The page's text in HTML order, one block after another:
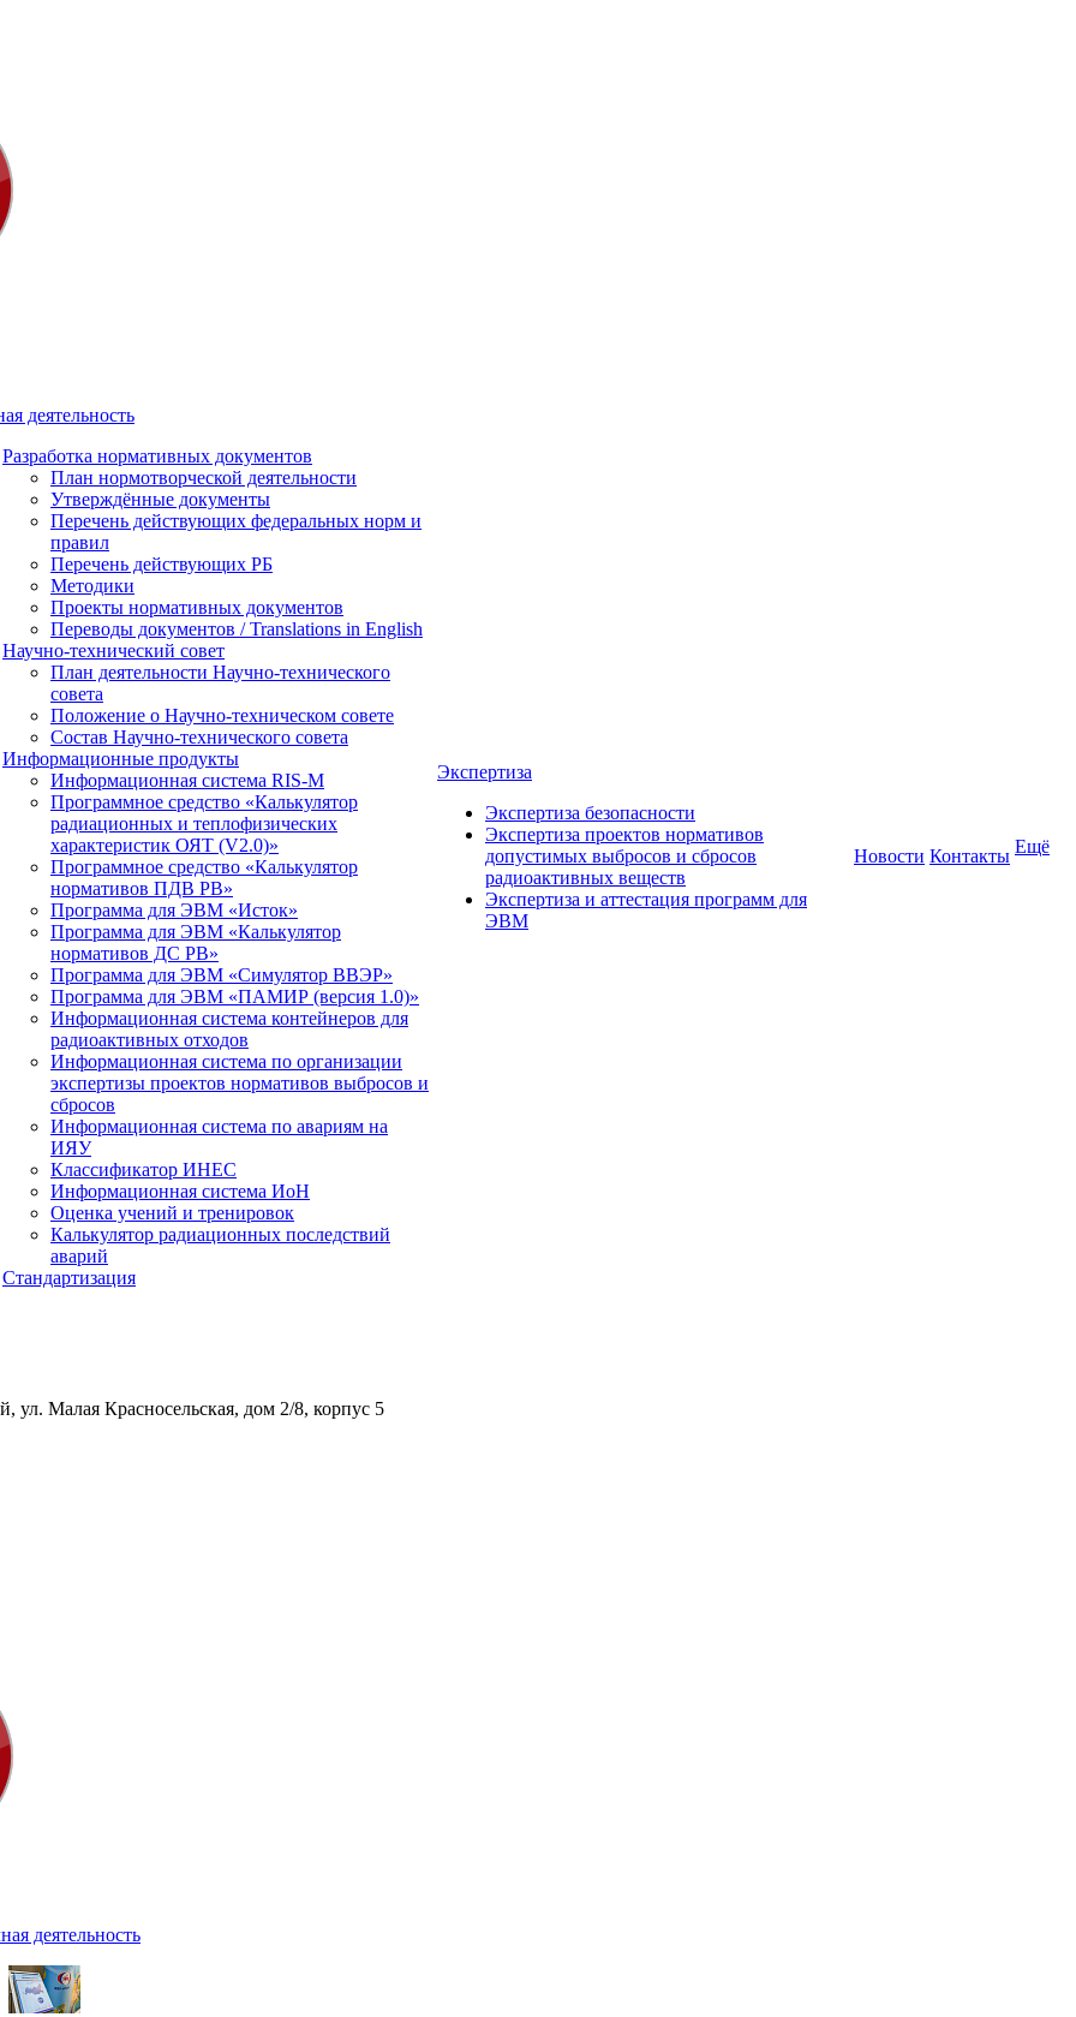
деятельность
Разработка нормативных документов
План нормотворческой деятельности
Утверждённые документы
Перечень действующих федеральных норм и
правил
Перечень действующих РБ
Методики
Проекты нормативных документов
Переводы документов / Translations in English
Научно-технический совет
План деятельности Научно-технического
совета
Положение о Научно-техническом совете
Состав Научно-технического совета
Информационные продукты
Информационная система RIS-M
Программное средство «Калькулятор
радиационных и теплофизических
характеристик ОЯТ (V2.0)»
Программное средство «Калькулятор
нормативов ПДВ РВ»
Программа для ЭВМ «Исток»
Программа для ЭВМ «Калькулятор
нормативов ДС РВ»
Программа для ЭВМ «Симулятор ВВЭР»
Программа для ЭВМ «ПАМИР (версия 1.0)»
Информационная система контейнеров для
радиоактивных отходов
Информационная система по организации
экспертизы проектов нормативов выбросов и
сбросов
Информационная система по авариям на
ИЯУ
Классификатор ИНЕС
Информационная система ИоН
Оценка учений и тренировок
Калькулятор радиационных последствий
аварий
Стандартизация
Экспертиза
Экспертиза безопасности
Экспертиза проектов нормативов
допустимых выбросов и сбросов
радиоактивных веществ
Экспертиза и аттестация программ для
ЭВМ
Новости Контакты Ещё
ул. Малая Красносельская, дом 2/8, корпус 5
деятельность